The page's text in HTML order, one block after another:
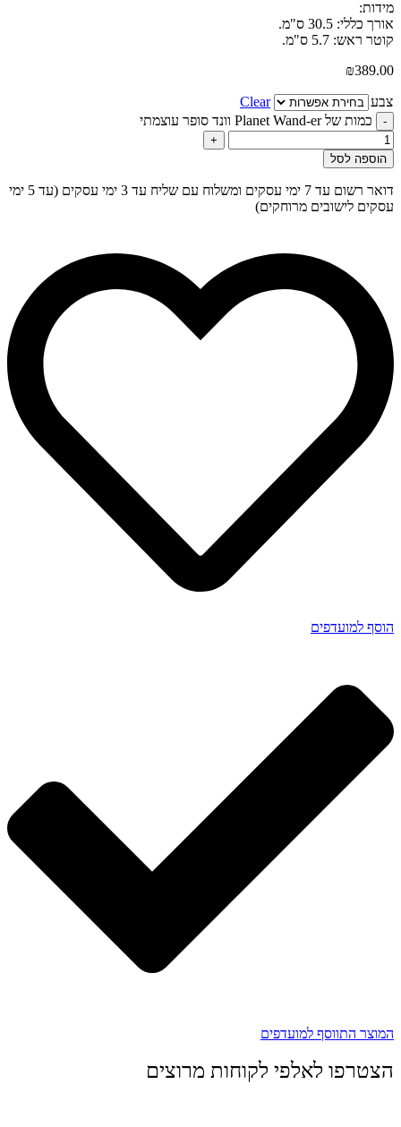
מידות:
אורך כללי: 30.5 ס"מ.
קוטר ראש: 5.7 ס"מ.
₪389.00
צבע Clear
- כמות של Planet Wand-er וונד סופר עוצמתי
+
הוספה לסל
דואר רשום עד 7 ימי עסקים ומשלוח עם שליח עד 3 ימי עסקים (עד 5 ימי
עסקים לישובים מרוחקים)
הוסף למועדפים
המוצר התווסף למועדפים
הצטרפו לאלפי לקוחות מרוצים